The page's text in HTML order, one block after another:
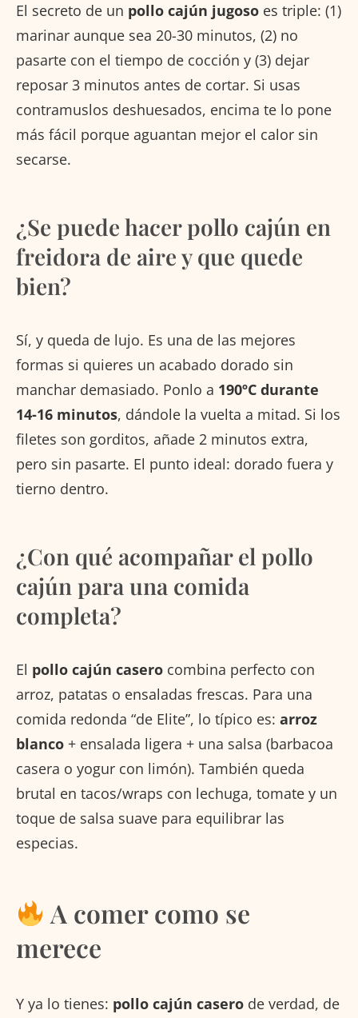
El secreto de un pollo cajún jugoso es triple: (1)
marinar aunque sea 20-30 minutos, (2) no
pasarte con el tiempo de cocción y (3) dejar
reposar 3 minutos antes de cortar. Si usas
contramuslos deshuesados, encima te lo pone
más fácil porque aguantan mejor el calor sin
secarse.
¿Se puede hacer pollo cajún en
freidora de aire y que quede
bien?
Sí, y queda de lujo. Es una de las mejores
formas si quieres un acabado dorado sin
manchar demasiado. Ponlo a 190ºC durante
14-16 minutos, dándole la vuelta a mitad. Si los
filetes son gorditos, añade 2 minutos extra,
pero sin pasarte. El punto ideal: dorado fuera y
tierno dentro.
¿Con qué acompañar el pollo
cajún para una comida
completa?
El pollo cajún casero combina perfecto con
arroz, patatas o ensaladas frescas. Para una
comida redonda “de Elite”, lo típico es: arroz
blanco + ensalada ligera + una salsa (barbacoa
casera o yogur con limón). También queda
brutal en tacos/wraps con lechuga, tomate y un
toque de salsa suave para equilibrar las
especias.
A comer como se
merece
Y ya lo tienes: pollo cajún casero de verdad, de